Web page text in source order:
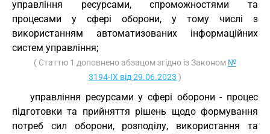
управління ресурсами, спроможностями та
процесами у сфері оборони, у тому числі з
використанням автоматизованих інформаційних
систем управління;
( Статтю 1 доповнено абзацом згідно із Законом №
3194-IX від 29.06.2023 )
управління ресурсами у сфері оборони - процес
підготовки та прийняття рішень щодо формування
потреб сил оборони, розподілу, використання та